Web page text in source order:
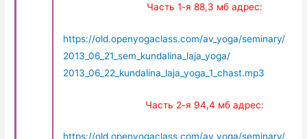
Часть 1-я 88,3 мб адрес:
https://old.openyogaclass.com/av_yoga/seminary/
2013_06_21_sem_kundalina_laja_yoga/
2013_06_22_kundalina_laja_yoga_1_chast.mp3
Часть 2-я 94,4 мб адрес:
https://old.openyogaclass.com/av_yoga/seminary/